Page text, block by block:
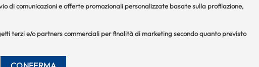
di comunicazioni e offerte promozionali personalizzate basate sulla profilazione,
terzi e/o partners commerciali per finalità di marketing secondo quanto previsto